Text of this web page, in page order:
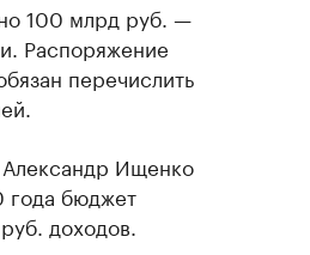
100 млрд руб. —
Распоряжение
перечислить
Ищенко
года бюджет
доходов.